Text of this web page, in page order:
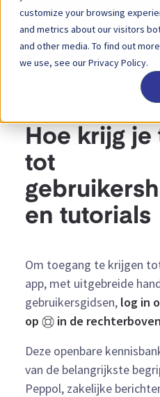
customize your browsing
and metrics about our visitors
and other media. To find out
we use, see our Privacy Policy.
Home Kennisbank
Home
Kennisbank
Hoe krijg je
tot
en tutorials
Om toegang te krijgen
app, met uitgebreide
gebruikersgidsen, log in
op
in de
Deze openbare
van de belangrijkste
Peppol, zakelijke